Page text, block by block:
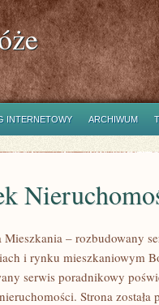
INTERNETOWY ARCHIWUM
Mieszkania – rozbudowany
i rynku mieszkaniowym
serwis poradnikowy
Strona